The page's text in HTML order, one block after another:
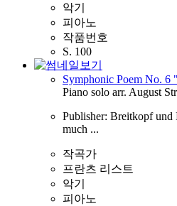
악기
피아노
작품번호
S. 100
보기
Symphonic Poem No. 6
Piano solo arr. August
Publisher: Breitkopf und
much ...
작곡가
프란츠 리스트
악기
피아노